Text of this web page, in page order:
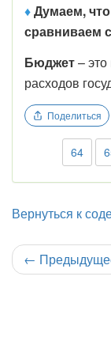
♦Думаем,
сравниваем
Бюджет–
расходов
Поделиться
64
Вернуться к
←